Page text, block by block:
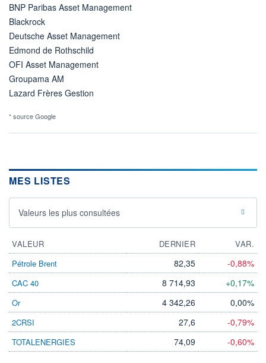
BNP Paribas Asset Management
Blackrock
Deutsche Asset Management
Edmond de Rothschild
OFI Asset Management
Groupama AM
Lazard Frères Gestion
* source Google
MES LISTES
Valeurs les plus consultées
VALEUR DERNIER
VAR.
Pétrole Brent
82,35 -0,88%
CAC 40 8 714,93 +0,17%
Or 4 342,26 0,00%
2CRSI 27,6 -0,79%
TOTALENERGIES 74,09 -0,60%